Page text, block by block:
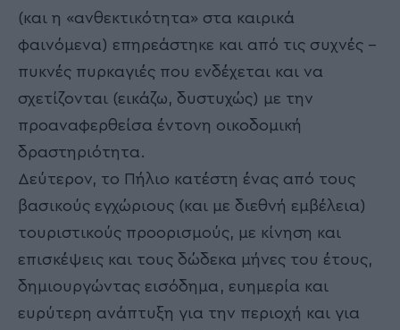
(και η «ανθεκτικότητα» στα καιρικά
φαινόμενα) επηρεάστηκε και από τις συχνές –
πυκνές πυρκαγιές που ενδέχεται και να
σχετίζονται (εικάζω, δυστυχώς) με την
προαναφερθείσα έντονη οικοδομική
δραστηριότητα.
Δεύτερον, το Πήλιο κατέστη ένας από τους
βασικούς εγχώριους (και με διεθνή εμβέλεια)
τουριστικούς προορισμούς, με κίνηση και
επισκέψεις και τους δώδεκα μήνες του έτους,
δημιουργώντας εισόδημα, ευημερία και
ευρύτερη ανάπτυξη για την περιοχή και για